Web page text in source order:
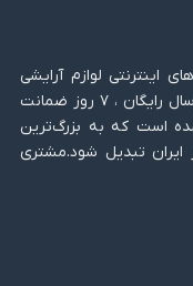
اینترنتی لوازم آرایشی
بهداشتی و زیبایی با پایبندی به سه اصل ارسال رایگان ، ۷ روز ضمانت
است که به بزرگ‌ترین
ایران تبدیل شود.مشتری